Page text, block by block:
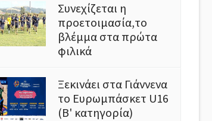
Συνεχίζεται η
προετοιμασία,το
βλέμμα στα πρώτα
φιλικά
Ξεκινάει στα Γιάννενα
το Ευρωμπάσκετ U16
(Β' κατηγορία)